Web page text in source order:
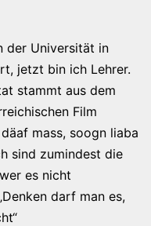
der Universität in
jetzt bin ich Lehrer.
stammt aus dem
Film
mass, soogn liaba
sind zumindest die
es nicht
darf man es,